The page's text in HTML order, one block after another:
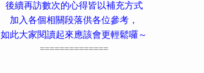
後續再訪數次的心得皆以補充方式
加入各個相關段落供各位參考，
如此大家閱讀起來應該會更輕鬆囉～
==============